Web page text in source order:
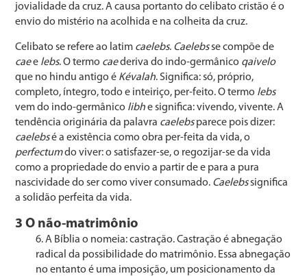
jovialidade da cruz. A causa portanto do celibato cristão é o
envio do mistério na acolhida e na colheita da cruz.
Celibato se refere ao latim caelebs. Caelebsse compõe de
caee lebs. O termo caederiva do indo-germânico qaivelo
que no hindu antigo é Kévalah. Significa: só, pró­prio,
completo, íntegro, todo e inteiriço, per-feito. O ter­mo lebs
vem do indo-germânico libhe significa: vivendo, vivente. A
tendência originária da palavra caelebsparece pois dizer:
caelebsé a existência como obra per-feita da vida, o
perfectumdo viver: o satisfazer-se, o regozijar-se da vida
como a propriedade do envio a partir de e para a pura
nascividade do ser como viver consumado. Caelebssignifica
a solidão perfeita da vida.
3 O não-matrimônio
A Bíblia o nomeia: castração. Castração é abnegação
ra­dical da possibilidade do matrimônio. Essa abnegação
no entanto é uma imposição, um posicionamento da